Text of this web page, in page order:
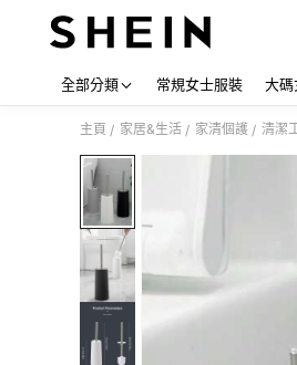
全部分類 常規女士服裝 大碼
主頁 / 家居&生活 / 家清個護 / 清潔